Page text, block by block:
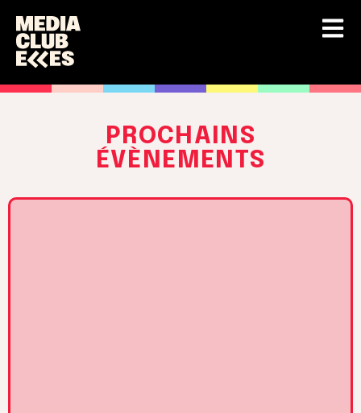
PROCHAINS
ÉVÈNEMENTS